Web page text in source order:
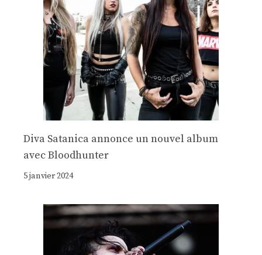
Diva Satanica annonce un nouvel album
avec Bloodhunter
5 janvier 2024